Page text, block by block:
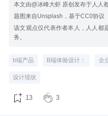
本文由@冰峰大虾 原创发布于人人
题图来自Unsplash，基于CC0协议
该文观点仅代表作者本人，人人都
务。
b端产品 B端体验设计： 企
设计现状
13 3